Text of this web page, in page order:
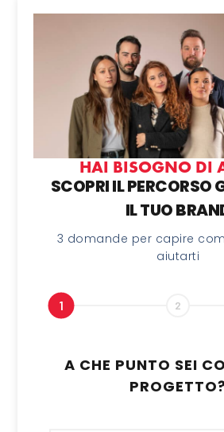
HAI BISOGNO DI
SCOPRI IL PERCORSO
IL TUO
3 domande per capire
aiutarti
1 2
A CHE PUNTO SEI
PROGETTO?